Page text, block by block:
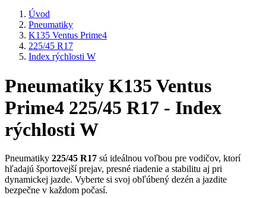
Úvod
Pneumatiky
K135 Ventus Prime4
225/45 R17
Index rýchlosti W
Pneumatiky K135 Ventus
Prime4 225/45 R17 - Index
rýchlosti W
Pneumatiky 225/45 R17 sú ideálnou voľbou pre vodičov, ktorí
hľadajú športovejší prejav, presné riadenie a stabilitu aj pri
dynamickej jazde. Vyberte si svoj obľúbený dezén a jazdite
bezpečne v každom počasí.